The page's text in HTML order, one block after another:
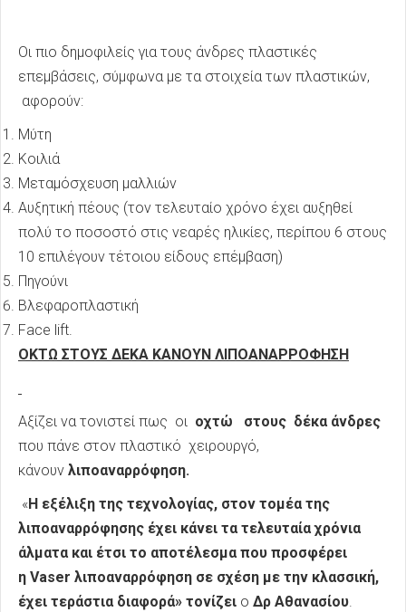
Οι πιο δημοφιλείς για τους άνδρες πλαστικές
επεμβάσεις, σύμφωνα με τα στοιχεία των πλαστικών,
αφορούν:
Μύτη
Κοιλιά
Μεταμόσχευση μαλλιών
Αυξητική πέους (τον τελευταίο χρόνο έχει αυξηθεί
πολύ το ποσοστό στις νεαρές ηλικίες, περίπου 6 στους
10 επιλέγουν τέτοιου είδους επέμβαση)
Πηγούνι
Βλεφαροπλαστική
Face lift.
ΟΚΤΩ ΣΤΟΥΣ ΔΕΚΑ ΚΑΝΟΥΝ ΛΙΠΟΑΝΑΡΡΟΦΗΣΗ
Αξίζει να τονιστεί πως οι οχτώ στους δέκα άνδρες
που πάνε στον πλαστικό χειρουργό,
κάνουν λιποαναρρόφηση.
«Η εξέλιξη της τεχνολογίας, στον τομέα της
λιποαναρρόφησης έχει κάνει τα τελευταία χρόνια
άλματα και έτσι το αποτέλεσμα που προσφέρει
η Vaser λιποαναρρόφηση σε σχέση με την κλασσική,
έχει τεράστια διαφορά» τονίζει ο Δρ Αθανασίου.